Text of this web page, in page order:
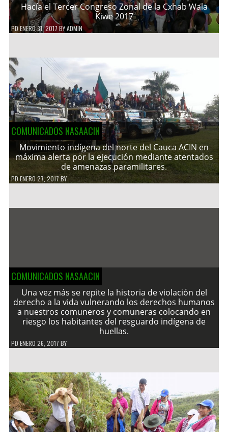
Hacía el Tercer Congreso Zonal de la Cxhab Wala
Kiwe 2017
PDENERO 31, 2017 BYADMIN
COMUNICADOS NASAACIN
Movimiento indígena del norte del Cauca ACIN en
máxima alerta por la ejecución mediante atentados
de amenazas paramilitares.
PDENERO 27, 2017 BY
COMUNICADOS NASAACIN
Una vez más se repite la historia de violación del
derecho a la vida vulnerando los derechos humanos
a nuestros comuneros y comuneras colocando en
riesgo los habitantes del resguardo indígena de
huellas.
PD ENERO 26, 2017 BY